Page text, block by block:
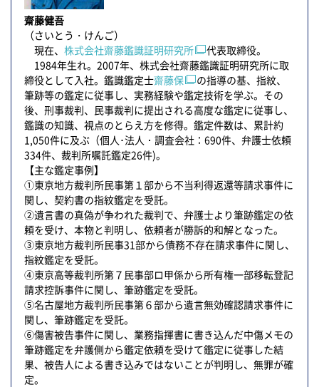
齋藤健吾
（さいとう・けんご）
現在、 株式会社齋藤鑑識証明研究所
代表取締役。
1984年生れ。2007年、株式会社齋藤鑑識証明研究所に取
締役として入社。鑑識鑑定士齋藤保
の指導の基、指紋、
筆跡等の鑑定に従事し、実務経験や鑑定技術を学ぶ。その
後、刑事裁判、民事裁判に提出される高度な鑑定に従事し、
鑑識の知識、視点のとらえ方を修得。鑑定件数は、累計約
1,050件に及ぶ（個人･法人・調査会社：690件、弁護士依頼
334件、裁判所嘱託鑑定26件)。
【主な鑑定事例】
①東京地方裁判所民事第１部から不当利得返還等請求事件に
関し、契約書の指紋鑑定を受託。
②遺言書の真偽が争われた裁判で、弁護士より筆跡鑑定の依
頼を受け、本物と判明し、依頼者が勝訴的和解となった。
③東京地方裁判所民事31部から債務不存在請求事件に関し、
指紋鑑定を受託。
④東京高等裁判所第７民事部ロ甲係から所有権一部移転登記
請求控訴事件に関し、筆跡鑑定を受託。
⑤名古屋地方裁判所民事第６部から遺言無効確認請求事件に
関し、筆跡鑑定を受託。
⑥傷害被告事件に関し、業務指揮書に書き込んだ中傷メモの
筆跡鑑定を弁護側から鑑定依頼を受けて鑑定に従事した結
果、被告人による書き込みではないことが判明し、無罪が確
定。